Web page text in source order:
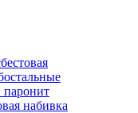
паронит
набивка